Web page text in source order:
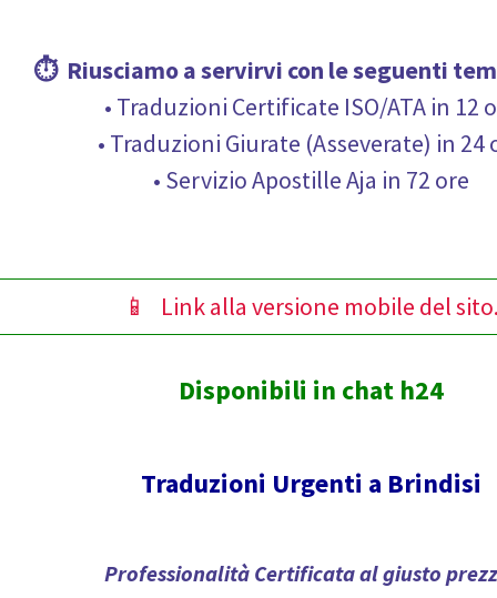
⏱ Riusciamo a servirvi con le seguenti
• Traduzioni Certificate ISO/ATA in 12
• Traduzioni Giurate (Asseverate) in 24
• Servizio Apostille Aja in 72 ore
📱 Link alla versione mobile del
Disponibili in chat h24
Traduzioni Urgenti a Brindisi
Professionalità Certificata al giusto